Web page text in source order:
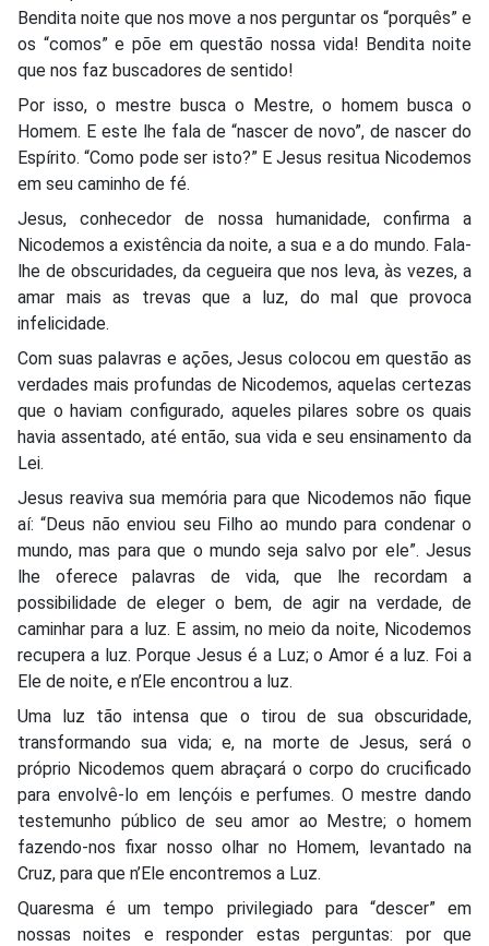
Bendita noite que nos move a nos perguntar os “porquês” e
os “comos” e põe em questão nossa vida! Bendita noite
que nos faz buscadores de sentido!
Por isso, o mestre busca o Mestre, o homem busca o
Homem. E este lhe fala de “nascer de novo”, de nascer do
Espírito. “Como pode ser isto?” E Jesus resitua Nicodemos
em seu caminho de fé.
Jesus, conhecedor de nossa humanidade, confirma a
Nicodemos a existência da noite, a sua e a do mundo. Fala-
lhe de obscuridades, da cegueira que nos leva, às vezes, a
amar mais as trevas que a luz, do mal que provoca
infelicidade.
Com suas palavras e ações, Jesus colocou em questão as
verdades mais profundas de Nicodemos, aquelas certezas
que o haviam configurado, aqueles pilares sobre os quais
havia assentado, até então, sua vida e seu ensinamento da
Lei.
Jesus reaviva sua memória para que Nicodemos não fique
aí: “Deus não enviou seu Filho ao mundo para condenar o
mundo, mas para que o mundo seja salvo por ele”. Jesus
lhe oferece palavras de vida, que lhe recordam a
possibilidade de eleger o bem, de agir na verdade, de
caminhar para a luz. E assim, no meio da noite, Nicodemos
recupera a luz. Porque Jesus é a Luz; o Amor é a luz. Foi a
Ele de noite, e n’Ele encontrou a luz.
Uma luz tão intensa que o tirou de sua obscuridade,
transformando sua vida; e, na morte de Jesus, será o
próprio Nicodemos quem abraçará o corpo do crucificado
para envolvê-lo em lençóis e perfumes. O mestre dando
testemunho público de seu amor ao Mestre; o homem
fazendo-nos fixar nosso olhar no Homem, levantado na
Cruz, para que n’Ele encontremos a Luz.
Quaresma é um tempo privilegiado para “descer” em
nossas noites e responder estas perguntas: por que